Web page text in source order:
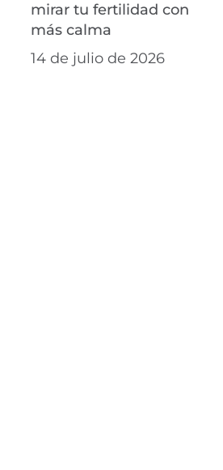
mirar tu fertilidad con
más calma
14 de julio de 2026